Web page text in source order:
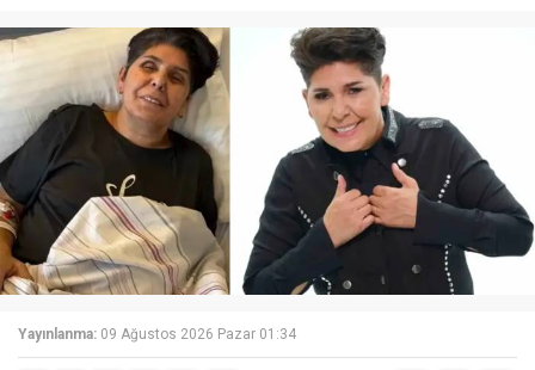
Yayınlanma: 09 Ağustos 2026 Pazar 01:34